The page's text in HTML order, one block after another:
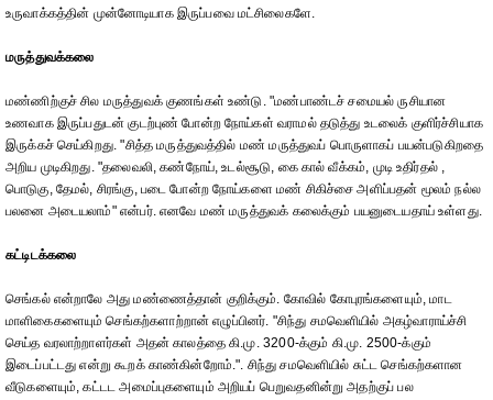
உருவாக்கத்தின் முன்னோடியாக இருப்பவை மட்சிலைகளே.
மருத்துவக்கலை
மண்ணிற்குச் சில மருத்துவக் குணங்கள் உண்டு. "மண்பாண்டச் சமையல் ருசியான
உணவாக இருப்பதுடன் குடற்புண் போன்ற நோய்கள் வராமல் தடுத்து உடலைக் குளிர்ச்சியாக
இருக்கச் செய்கிறது. "சித்த மருத்துவத்தில் மண் மருத்துவப் பொருளாகப் பயன்படுகிறதை
அறிய முடிகிறது. "தலைவலி, கண்நோய், உடல்சூடு, கை கால் வீக்கம், முடி உதிர்தல் ,
பொடுகு, தேமல், சிரங்கு, படை போன்ற நோய்களை மண் சிகிச்சை அளிப்பதன் மூலம் நல்ல
பலனை அடையலாம்" என்பர். எனவே மண் மருத்துவக் கலைக்கும் பயனுடையதாய் உள்ளது.
கட்டிடக்கலை
செங்கல் என்றாலே அது மண்ணைத்தான் குறிக்கும். கோவில் கோபுரங்களையும், மாட
மாளிகைகளையும் செங்கற்களாற்றான் எழுப்பினர். "சிந்து சமவெளியில் அகழ்வாராய்ச்சி
செய்த வரலாற்றாளர்கள் அதன் காலத்தை கி.மு. 3200-க்கும் கி.மு. 2500-க்கும்
இடைப்பட்டது என்று கூறக் காண்கின்றோம்.". சிந்து சமவெளியில் சுட்ட செங்கற்களான
வீடுகளையும், கட்டட அமைப்புகளையும் அறியப் பெறுவதனின்று அதற்குப் பல